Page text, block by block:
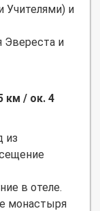
Учителями) и
Эвереста и
км / ок. 4
из
в отеле.
монастыря